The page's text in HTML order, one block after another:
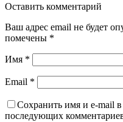
Оставить комментарий
Ваш адрес email не будет
помечены *
Имя *
Email *
Сохранить имя и e-mail
последующих